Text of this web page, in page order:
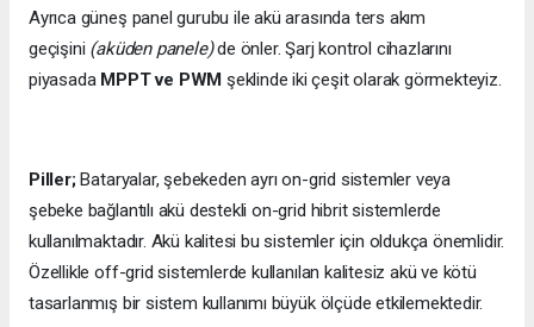
Ayrıca güneş panel gurubu ile akü arasında ters akım
geçişini (aküden panele)de önler. Şarj kontrol cihazlarını
piyasada MPPT ve PWM şeklinde iki çeşit olarak görmekteyiz.
Piller;Bataryalar, şebekeden ayrı on-grid sistemler veya
şebeke bağlantılı akü destekli on-grid hibrit sistemlerde
kullanılmaktadır. Akü kalitesi bu sistemler için oldukça önemlidir.
Özellikle off-grid sistemlerde kullanılan kalitesiz akü ve kötü
tasarlanmış bir sistem kullanımı büyük ölçüde etkilemektedir.